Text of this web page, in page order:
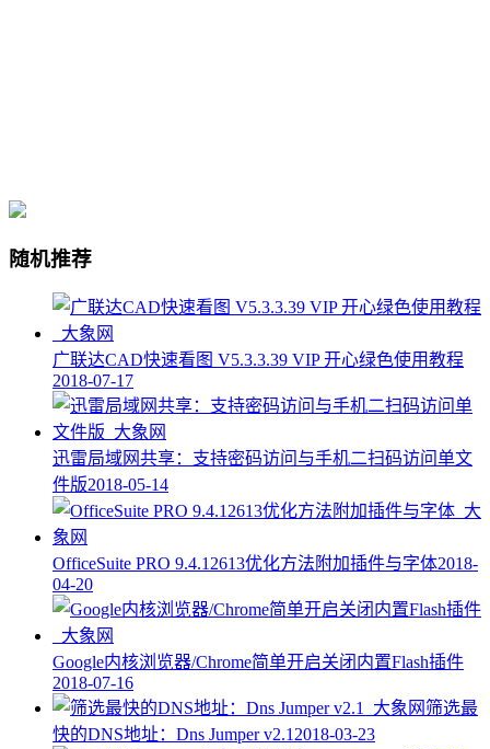
随机推荐
广联达CAD快速看图 V5.3.3.39 VIP 开心绿色使用教程
2018-07-17
迅雷局域网共享：支持密码访问与手机二扫码访问单文
件版2018-05-14
OfficeSuite PRO 9.4.12613优化方法附加插件与字体2018-
04-20
Google内核浏览器/Chrome简单开启关闭内置Flash插件
2018-07-16
筛选最
快的DNS地址：Dns Jumper v2.1 2018-03-23